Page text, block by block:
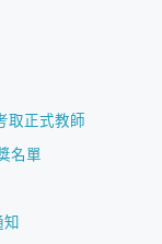
取正式教師
名單
知